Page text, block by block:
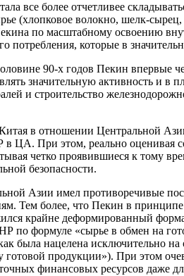
все более отчетливее
(хлопковое волокно, шелк-
по масштабному освоению
которые в
90-х годов Пекин впервые
значительную активность и
и строительство
в отношении Центральной
ЦА. При этом, реально оценивая
четко проявившиеся к тому
безопасности.
Азии имел противоречивые
Тем более, что Пекин в
крайне деформированный
по формуле «сырье в обмен на
была нацелена исключительно
готовой продукции»). При этом
финансовых ресурсов даже